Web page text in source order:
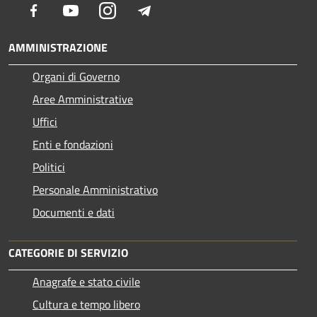
Facebook YoutubeInstagram
AMMINISTRAZIONE
Organi di Governo
Aree Amministrative
Uffici
Enti e fondazioni
Politici
Personale Amministrativo
Documenti e dati
CATEGORIE DI SERVIZIO
Anagrafe e stato civile
Cultura e tempo libero